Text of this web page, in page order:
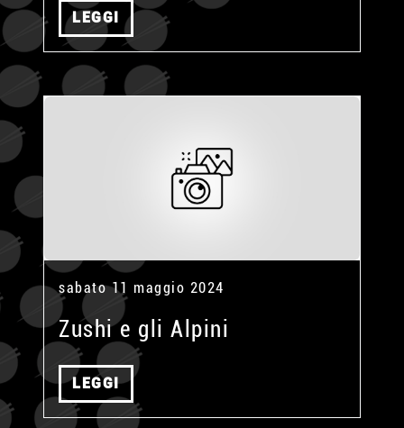
LEGGI
sabato 11 maggio 2024
Zushi e gli Alpini
LEGGI